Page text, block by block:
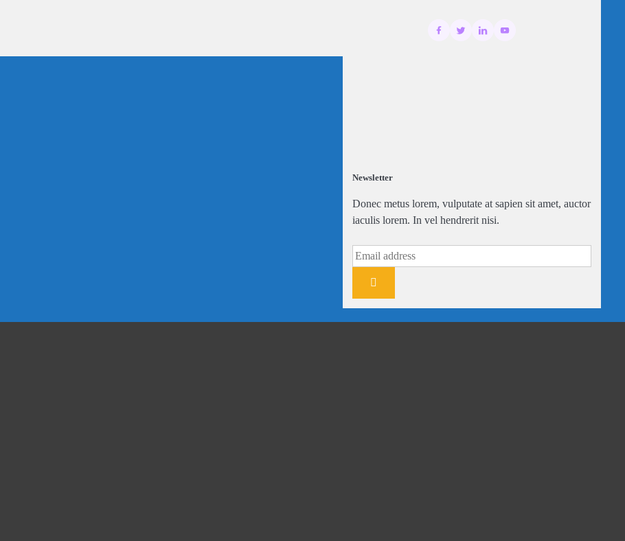
Newsletter
Donec metus lorem, vulputate at sapien sit amet, auctor
iaculis lorem. In vel hendrerit nisi.